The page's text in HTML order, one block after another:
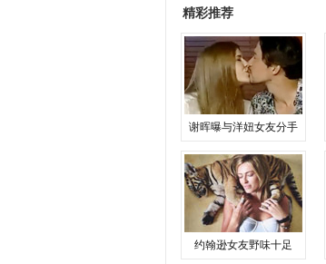
精彩推荐
谢晖曝与洋妞女友分手
约翰逊女友野味十足